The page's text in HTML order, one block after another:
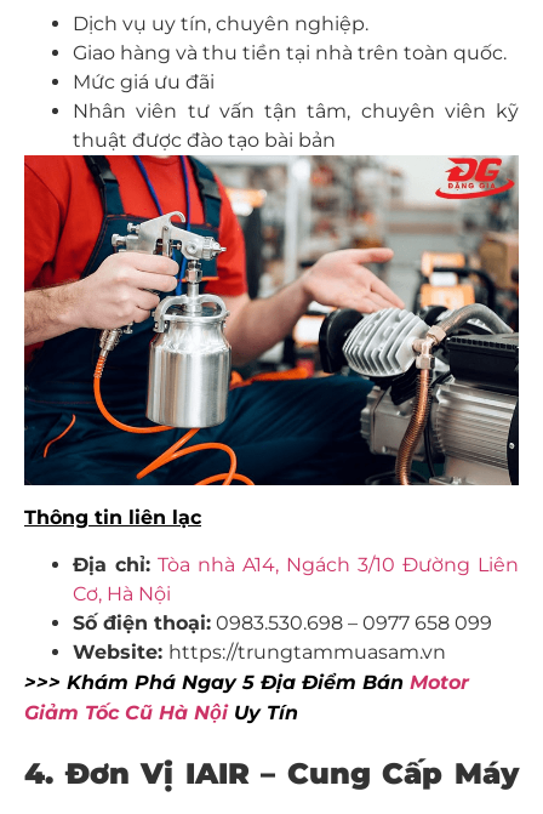
Dịch vụ uy tín, chuyên nghiệp.
Giao hàng và thu tiền tại nhà trên toàn quốc.
Mức giá ưu đãi
Nhân viên tư vấn tận tâm, chuyên viên kỹ
thuật được đào tạo bài bản
Thông tin liên lạc
Địa chỉ: Tòa nhà A14, Ngách 3/10 Đường Liên
Cơ, Hà Nội
Số điện thoại: 0983.530.698 – 0977 658 099
Website: https://trungtammuasam.vn
>>> Khám Phá Ngay 5 Địa Điểm Bán Motor
Giảm Tốc Cũ Hà NộiUy Tín
4. Đơn Vị IAIR – Cung Cấp Máy